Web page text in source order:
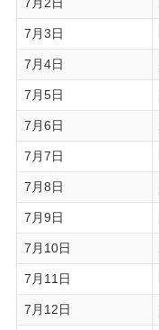
7月3日
7月4日
7月5日
7月6日
7月7日
7月8日
7月9日
7月10日
7月11日
7月12日